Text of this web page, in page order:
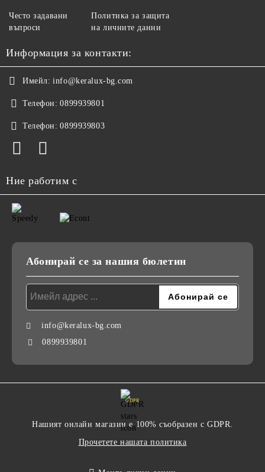
Често задавани
въпроси
Политика за защита
на личните данни
Информация за контакти:
Имейл: info@keralux-bg.com
Телефон: 0899939801
Телефон: 0899939803
Ние работим с
Абонирай се за нашия бюлетин
info@keralux-bg.com
0899939801
GDPR
Нашият онлайн магазин е 100% съобразен с GDPR.
Прочетете нашата политика